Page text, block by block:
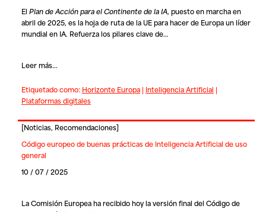
El Plan de Acción para el Continente de la IA, puesto en marcha en
abril de 2025, es la hoja de ruta de la UE para hacer de Europa un líder
mundial en IA. Refuerza los pilares clave de…
Leer más...
Etiquetado como: Horizonte Europa| Inteligencia Artificial |
Plataformas digitales
[Noticias, Recomendaciones]
Código europeo de buenas prácticas de Inteligencia Artificial de uso
general
10 / 07 / 2025
La Comisión Europea ha recibido hoy la versión final del Código de